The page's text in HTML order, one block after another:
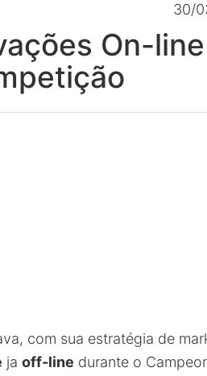
30/
On-
com sua estratégia de
ja off-line durante o